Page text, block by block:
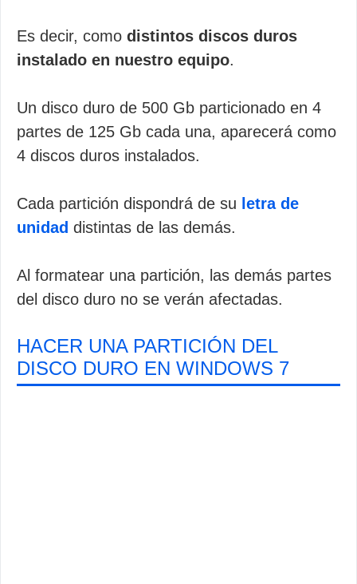
Es decir, como distintos discos duros
instalado en nuestro equipo.
Un disco duro de 500 Gb particionado en 4
partes de 125 Gb cada una, aparecerá como
4 discos duros instalados.
Cada partición dispondrá de su letra de
unidad distintas de las demás.
Al formatear una partición, las demás partes
del disco duro no se verán afectadas.
HACER UNA PARTICIÓN DEL
DISCO DURO EN WINDOWS 7